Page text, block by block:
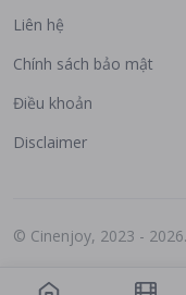
Liên hệ
Chính sách bảo mật
Điều khoản
Disclaimer
© Cinenjoy, 2023 -